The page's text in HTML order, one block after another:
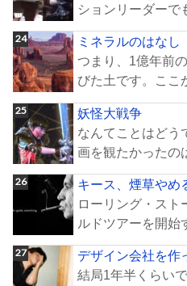
ションリーダーで
ミネラルのはなし
つまり、1億年前
びた土です。ここ
妖怪大戦争
なんてことはどう
画を観たかったの
キース、煙草やめ
ローリング・スト
ルドツアーを開始
デザイン会社を作
結局1年半くらい